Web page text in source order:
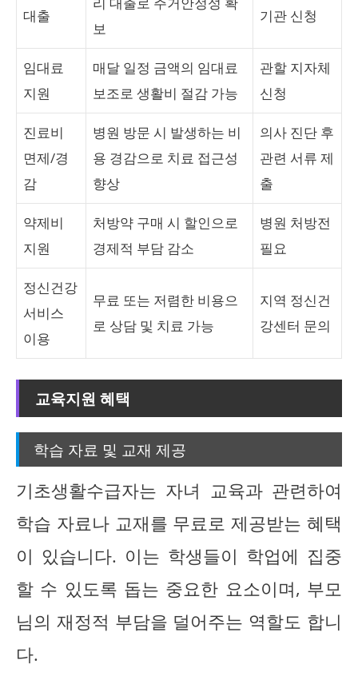
대출
보
기관 신청
임대료
지원
매달 일정 금액의 임대료
보조로 생활비 절감 가능
관할 지자체
신청
진료비
면제/경
감
병원 방문 시 발생하는 비
용 경감으로 치료 접근성
향상
의사 진단 후
관련 서류 제
출
약제비
지원
처방약 구매 시 할인으로
경제적 부담 감소
병원 처방전
필요
정신건강
서비스
이용
무료 또는 저렴한 비용으
로 상담 및 치료 가능
지역 정신건
강센터 문의
교육지원 혜택
학습 자료 및 교재 제공
기초생활수급자는 자녀 교육과 관련하여
학습 자료나 교재를 무료로 제공받는 혜택
이 있습니다. 이는 학생들이 학업에 집중
할 수 있도록 돕는 중요한 요소이며, 부모
님의 재정적 부담을 덜어주는 역할도 합니
다.